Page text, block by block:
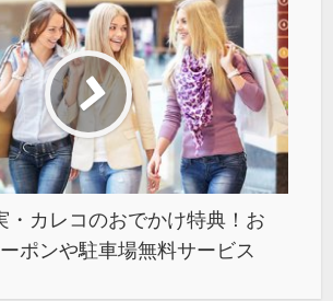
・カレコのおでかけ特典！お
ーポンや駐車場無料サービス